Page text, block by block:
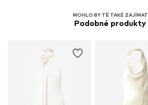
MOHLO BY TĚ TAKÉ ZAJÍMAT
Podobné produkty